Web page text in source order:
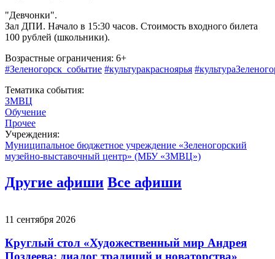
"Девчонки".
Зал ДПИ. Начало в 15:30 часов. Стоимость входного билета
100 рублей (школьники).
Возрастные ограничения: 6+
#Зеленогорск_событие #культуракрасноярья
Тематика события:
ЗМВЦ
Обучение
Прочее
Учреждения:
Муниципальное бюджетное учреждение «Зеленогорский
музейно-выставочный центр» (МБУ «ЗМВЦ»)
Другие афиши Все афиши
11 сентября 2026
Круглый стол «Художественный мир Андрея